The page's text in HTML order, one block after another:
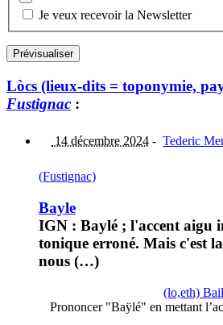
Je veux recevoir la Newsletter
Lòcs (lieux-dits = toponymie,
Fustignac :
14 décembre 2024 - Tederic
(Fustignac)
Bayle
IGN : Baylé ; l'accent aigu
tonique erroné. Mais c'est
nous (…)
(lo,eth)
Prononcer "Baÿlé" en mettant